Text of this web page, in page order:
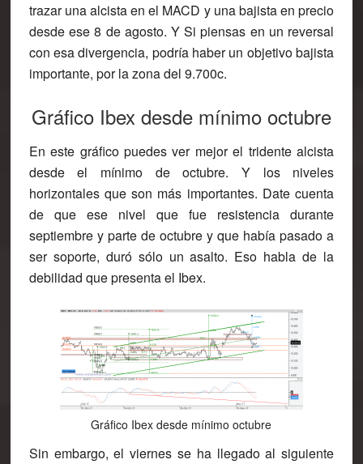
trazar una alcista en el MACD y una bajista en precio
desde ese 8 de agosto. Y Si piensas en un reversal
con esa divergencia, podría haber un objetivo bajista
importante, por la zona del 9.700c.
Gráfico Ibex desde mínimo octubre
En este gráfico puedes ver mejor el tridente alcista
desde el mínimo de octubre. Y los niveles
horizontales que son más importantes. Date cuenta
de que ese nivel que fue resistencia durante
septiembre y parte de octubre y que había pasado a
ser soporte, duró sólo un asalto. Eso habla de la
debilidad que presenta el Ibex.
Gráfico Ibex desde mínimo octubre
Sin embargo, el viernes se ha llegado al siguiente